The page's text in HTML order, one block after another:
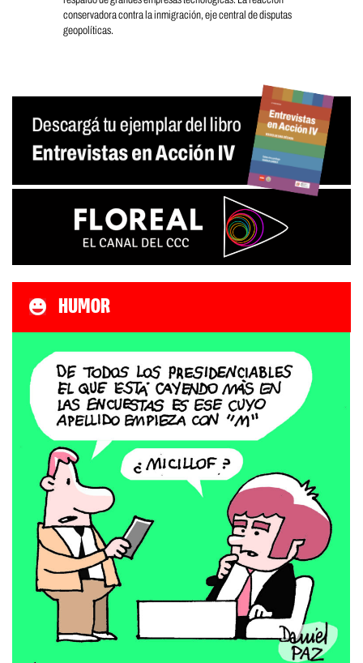
conservadora contra la inmigración, eje central de disputas
geopolíticas.
HUMOR